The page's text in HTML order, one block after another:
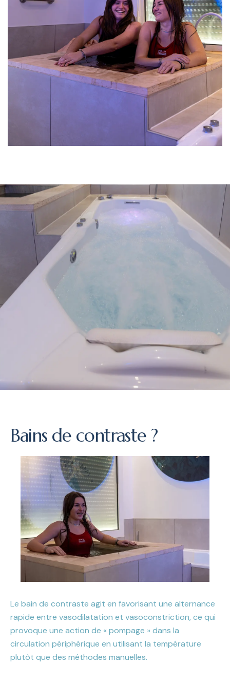
Bains de contraste ?
Le bain de contraste agit en favorisant une alternance
rapide entre vasodilatation et vasoconstriction, ce qui
provoque une action de « pompage » dans la
circulation périphérique en utilisant la température
plutôt que des méthodes manuelles.